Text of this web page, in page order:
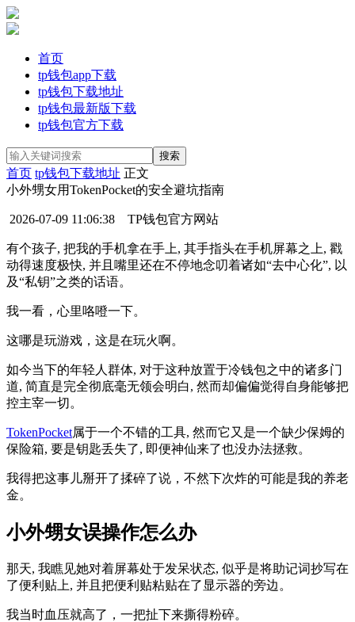
首页
tp钱包app下载
tp钱包下载地址
tp钱包最新版下载
tp钱包官方下载
首页 tp钱包下载地址 正文
小外甥女用TokenPocket的安全避坑指南
2026-07-09 11:06:38 TP钱包官方网站
有个孩子, 把我的手机拿在手上, 其手指头在手机屏幕之上, 戳
动得速度极快, 并且嘴里还在不停地念叨着诸如“去中心化”, 以
及“私钥”之类的话语。
我一看，心里咯噔一下。
这哪是玩游戏，这是在玩火啊。
如今当下的年轻人群体, 对于这种放置于冷钱包之中的诸多门
道, 简直是完全彻底毫无领会明白, 然而却偏偏觉得自身能够把
控主宰一切。
TokenPocket属于一个不错的工具, 然而它又是一个缺少保姆的
保险箱, 要是钥匙丢失了, 即便神仙来了也没办法拯救。
我得把这事儿掰开了揉碎了说，不然下次炸的可能是我的养老
金。
小外甥女误操作怎么办
那天, 我瞧见她对着屏幕处于发呆状态, 似乎是将助记词抄写在
了便利贴上, 并且把便利贴粘贴在了显示器的旁边。
我当时血压就高了，一把扯下来撕得粉碎。